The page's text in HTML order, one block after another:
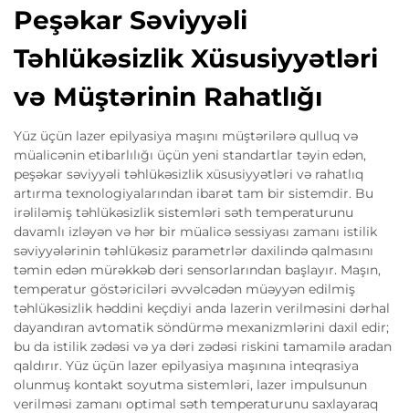
Peşəkar Səviyyəli
Təhlükəsizlik Xüsusiyyətləri
və Müştərinin Rahatlığı
Yüz üçün lazer epilyasiya maşını müştərilərə qulluq və
müalicənin etibarlılığı üçün yeni standartlar təyin edən,
peşəkar səviyyəli təhlükəsizlik xüsusiyyətləri və rahatlıq
artırma texnologiyalarından ibarət tam bir sistemdir. Bu
irəliləmiş təhlükəsizlik sistemləri səth temperaturunu
davamlı izləyən və hər bir müalicə sessiyası zamanı istilik
səviyyələrinin təhlükəsiz parametrlər daxilində qalmasını
təmin edən mürəkkəb dəri sensorlarından başlayır. Maşın,
temperatur göstəriciləri əvvəlcədən müəyyən edilmiş
təhlükəsizlik həddini keçdiyi anda lazerin verilməsini dərhal
dayandıran avtomatik söndürmə mexanizmlərini daxil edir;
bu da istilik zədəsi və ya dəri zədəsi riskini tamamilə aradan
qaldırır. Yüz üçün lazer epilyasiya maşınına inteqrasiya
olunmuş kontakt soyutma sistemləri, lazer impulsunun
verilməsi zamanı optimal səth temperaturunu saxlayaraq